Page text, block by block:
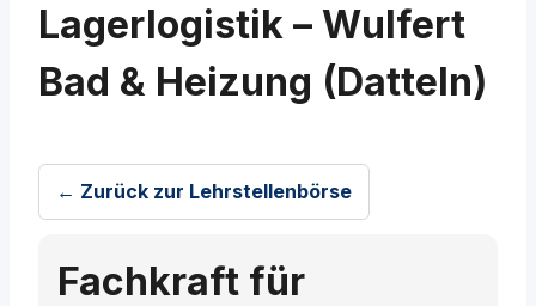
Lagerlogistik – Wulfert
Bad & Heizung (Datteln)
← Zurück zur Lehrstellenbörse
Fachkraft für